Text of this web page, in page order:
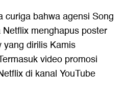
curiga bahwa agensi Song
menghapus poster
dirilis Kamis
video promosi
di kanal YouTube